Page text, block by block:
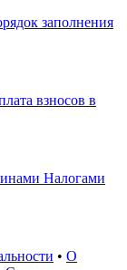
заполнения
взносов в
Налогами
• О